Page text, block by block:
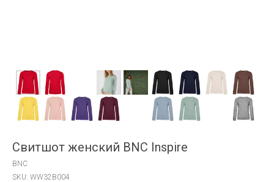
Свитшот женский BNC Inspire
BNC
SKU: WW32B004